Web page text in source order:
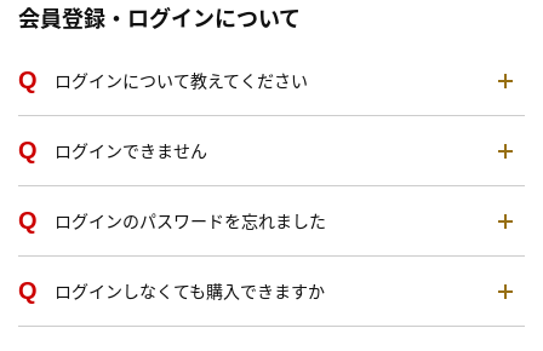
会員登録・ログインについて
ログインについて教えてください
ログインできません
ログインのパスワードを忘れました
ログインしなくても購入できますか